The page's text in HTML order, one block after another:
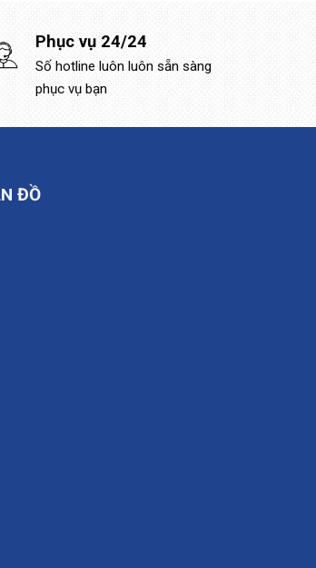
Phục vụ 24/24
Số hotline luôn luôn sẵn sàng
phục vụ bạn
ĐỒ